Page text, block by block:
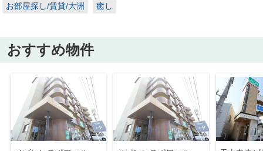
お部屋探し/賃貸/大洲
癒し
おすすめ物件